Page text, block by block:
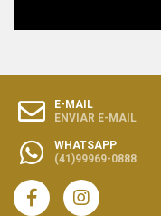
E-MAIL
ENVIAR E-MAIL
WHATSAPP
(41)99969-0888